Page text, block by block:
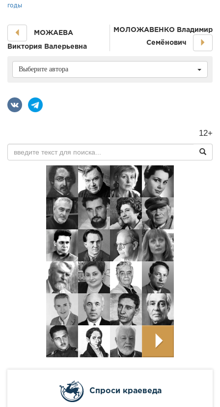
годы
МОЖАЕВА
Виктория Валерьевна
МОЛОЖАВEHКО Владимир
Семёнович
Выберите автора
12+
Cпроси краеведа